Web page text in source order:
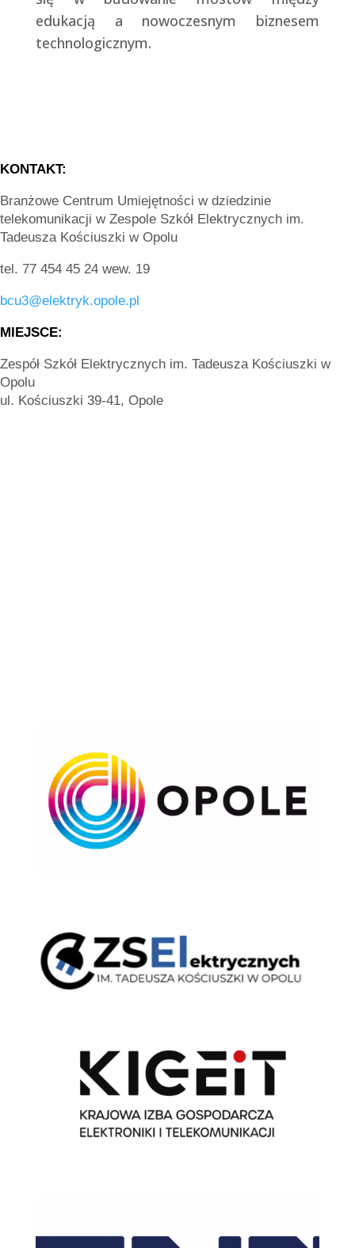
edukacją a nowoczesnym biznesem
technologicznym.
KONTAKT:
Branżowe Centrum Umiejętności w dziedzinie
telekomunikacji w Zespole Szkół Elektrycznych im.
Tadeusza Kościuszki w Opolu
tel. 77 454 45 24 wew. 19
bcu3@elektryk.opole.pl
MIEJSCE:
Zespół Szkół Elektrycznych im. Tadeusza Kościuszki w
Opolu
ul. Kościuszki 39-41, Opole